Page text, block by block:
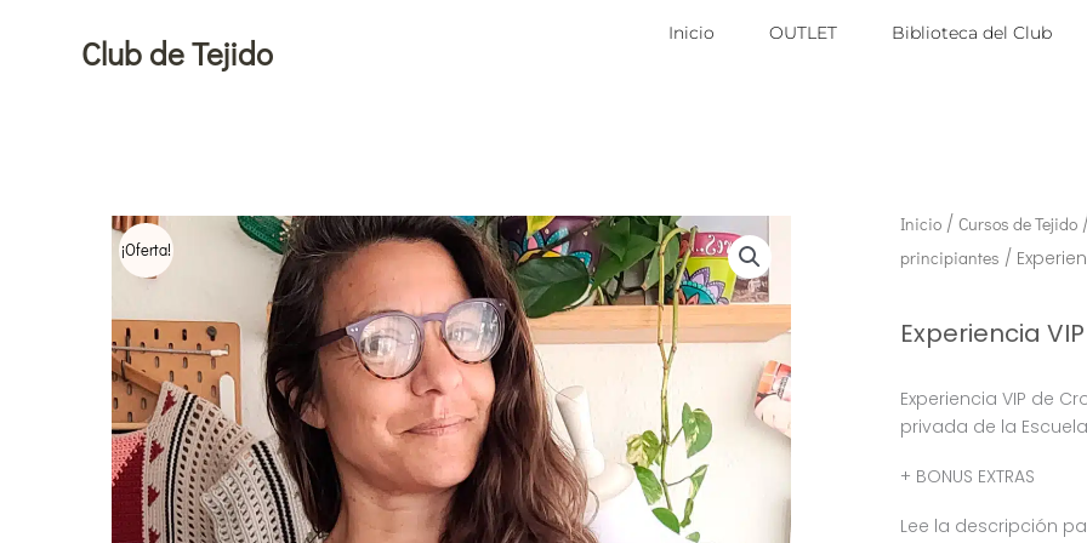
Club de Tejido
Inicio OUTLET Biblioteca del Club
¡Oferta!
Inicio / Cursos de Tejido /
principiantes /
Experiencia
Experiencia VIP de
privada de la Escuela
+ BONUS EXTRAS
Lee la descripción